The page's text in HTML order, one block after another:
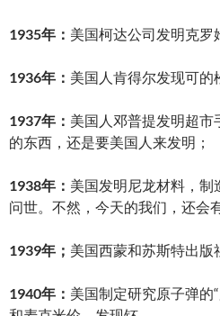
1935年： 美国柯达公司发明克罗
1936年： 美国人肯得尔发现可的
1937年： 美国人邓普提发明超
的东西，还是要美国人来发明；
1938年： 美国发明尼龙材料，
问世。不然，今天的我们，还会
1939年； 美国西蒙和苏斯特出版
1940年： 美国制定研究原子弹的